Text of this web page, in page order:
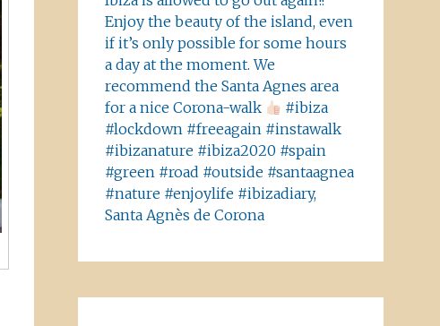
Enjoy the beauty of the island, even
if it’s only possible for some hours
a day at the moment. We
recommend the Santa Agnes area
for a nice Corona-walk
#ibiza
#lockdown #freeagain #instawalk
#ibizanature #ibiza2020 #spain
#green #road #outside #santaagnea
#nature #enjoylife #ibizadiary,
Santa Agnès de Corona